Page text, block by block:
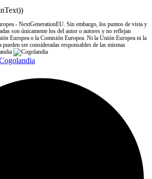
- NextGenerationEU. Sin embargo, los puntos de vista y
son únicamente los del autor o autores y no reflejan
Europea o la Comisión Europea. Ni la Unión Europea ni la
ser consideradas responsables de las mismas